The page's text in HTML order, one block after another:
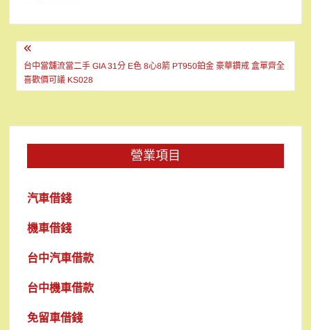
文
章
導
覽
台中當舖流當二手 GIA 31分 E色 8心8箭 PT950鉑金 豪華鑽戒 盒單齊全
喜歡價可議 KS028
營業項目
汽車借錢
機車借錢
台中汽車借款
台中機車借款
免留車借錢